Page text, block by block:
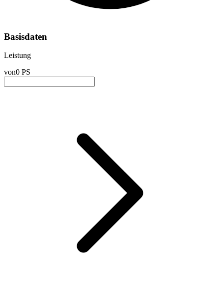
Basisdaten
Leistung
von0 PS